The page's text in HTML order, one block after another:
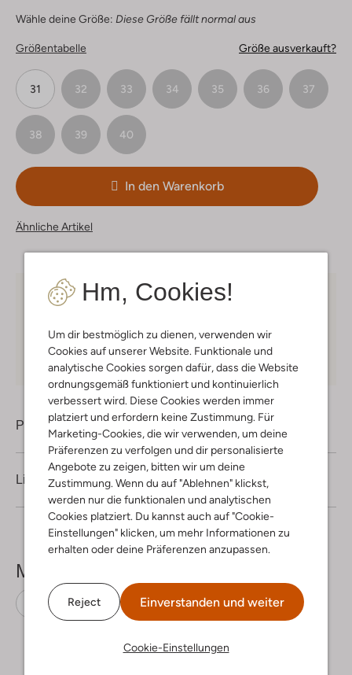
Hm, Cookies!
Um dir bestmöglich zu dienen, verwenden wir
Cookies auf unserer Website. Funktionale und
analytische Cookies sorgen dafür, dass die Website
ordnungsgemäß funktioniert und kontinuierlich
verbessert wird. Diese Cookies werden immer
platziert und erfordern keine Zustimmung. Für
Marketing-Cookies, die wir verwenden, um deine
Präferenzen zu verfolgen und dir personalisierte
Angebote zu zeigen, bitten wir um deine
Zustimmung. Wenn du auf "Ablehnen" klickst,
werden nur die funktionalen und analytischen
Cookies platziert. Du kannst auch auf "Cookie-
Einstellungen" klicken, um mehr Informationen zu
erhalten oder deine Präferenzen anzupassen.
Reject Einverstanden und weiter
Cookie-Einstellungen
Wähle deine Größe: Diese Größe fällt normal aus
Größentabelle Größe ausverkauft?
31 32 33 34 35 36 37
38 39 40
In den Warenkorb
Ähnliche Artikel
Kostenloser Versandab € 75 für Club-Omoda
Kauf auf Rechnung 30 TagenRückgaberecht
Produktinformation
Lieferung & Rückgabe
Mehr sehen
Sneaker Low Braqeez Nubuk